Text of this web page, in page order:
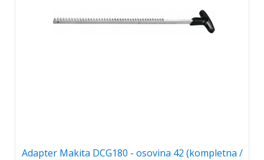
Adapter Makita DCG180 - osovina 42 (kompletna /